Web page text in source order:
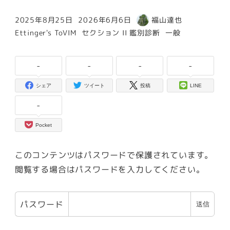
投稿日
2025年8月25日
更新日
2026年6月6日
著
者
福山達也
カテゴリー
Ettinger's ToVIM カテゴリー
セクション II 鑑別診断 カテゴリー
一般
-
シェア
-
ツイート
-
投稿
-
LINE
-
Pocket
このコンテンツはパスワードで保護されています。
閲覧する場合はパスワードを入力してください。
パスワード